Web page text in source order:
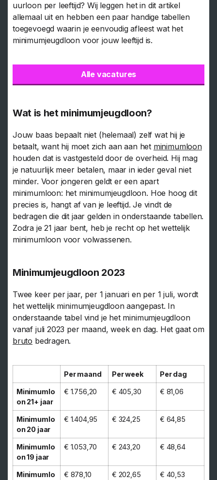
uurloon per leeftijd? Wij leggen het in dit artikel
allemaal uit en hebben een paar handige tabellen
toegevoegd waarin je eenvoudig afleest wat het
minimumjeugdloon voor jouw leeftijd is.
Alle vacatures
Wat is het minimumjeugdloon?
Jouw baas bepaalt niet (helemaal) zelf wat hij je
betaalt, want hij moet zich aan aan het minimumloon
houden dat is vastgesteld door de overheid. Hij mag
je natuurlijk meer betalen, maar in ieder geval niet
minder. Voor jongeren geldt er een apart
minimumloon: het minimumjeugdloon. Hoe hoog dit
precies is, hangt af van je leeftijd. Je vindt de
bedragen die dit jaar gelden in onderstaande tabellen.
Zodra je 21 jaar bent, heb je recht op het wettelijk
minimumloon voor volwassenen.
Minimumjeugdloon 2023
Twee keer per jaar, per 1 januari en per 1 juli, wordt
het wettelijk minimumjeugdloon aangepast. In
onderstaande tabel vind je het minimumjeugdloon
vanaf juli 2023 per maand, week en dag. Het gaat om
bruto bedragen.
Per maand Per week Per dag
Minimumlo
on 21+ jaar
€ 1.756,20 € 405,30 € 81,06
Minimumlo
on 20 jaar
€ 1.404,95 € 324,25 € 64,85
Minimumlo
on 19 jaar
€ 1.053,70 € 243,20 € 48,64
Minimumlo
€ 878,10 € 202,65 € 40,53